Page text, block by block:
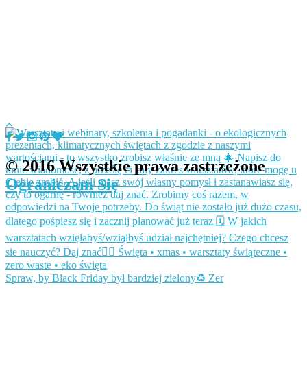
Spraw, by Black Friday był bardziej zielony♻️ Zer
© 2016 Wszystkie prawa zastrzeżone
Ograniczam Się